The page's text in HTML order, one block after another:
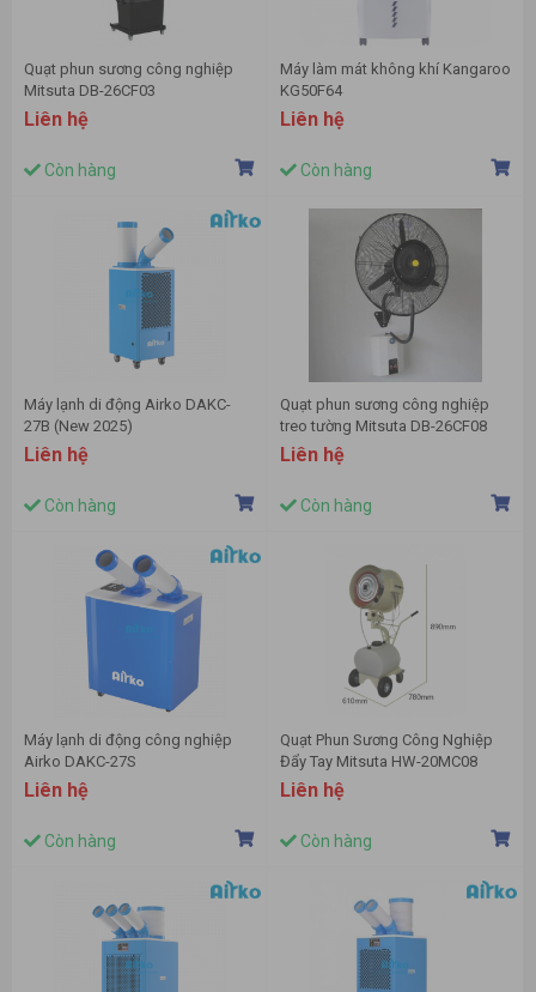
Quạt phun sương công nghiệp
Mitsuta DB-26CF03
Liên hệ
Còn hàng
Máy làm mát không khí Kangaroo
KG50F64
Liên hệ
Còn hàng
Máy lạnh di động Airko DAKC-
27B (New 2025)
Liên hệ
Còn hàng
Quạt phun sương công nghiệp
treo tường Mitsuta DB-26CF08
Liên hệ
Còn hàng
Máy lạnh di động công nghiệp
Airko DAKC-27S
Liên hệ
Còn hàng
Quạt Phun Sương Công Nghiệp
Đẩy Tay Mitsuta HW-20MC08
Liên hệ
Còn hàng